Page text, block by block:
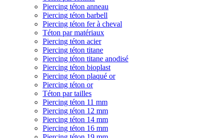
Piercing téton anneau
Piercing téton barbell
Piercing téton fer à cheval
Téton par matériaux
Piercing téton acier
Piercing téton titane
Piercing téton titane anodisé
Piercing téton bioplast
Piercing téton plaqué or
Piercing téton or
Téton par tailles
Piercing téton 11 mm
Piercing téton 12 mm
Piercing téton 14 mm
Piercing téton 16 mm